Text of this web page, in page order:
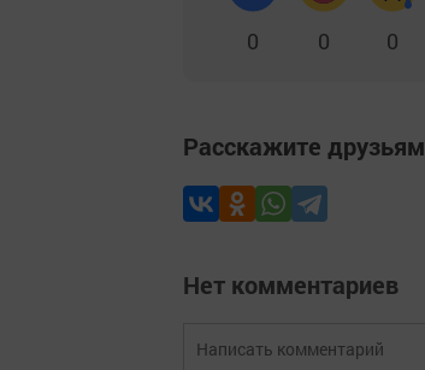
0 0 0
Расскажите друзьям
Нет комментариев